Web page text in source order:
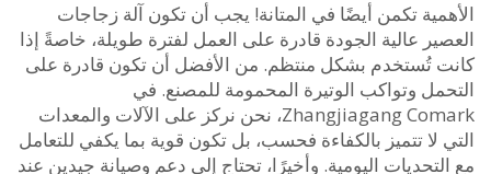
تكمن أيضًا في المتانة! يجب أن تكون آلة زجاجات
عالية الجودة قادرة على العمل لفترة طويلة، خاصةً إذا
تُستخدم بشكل منتظم. من الأفضل أن تكون قادرة على
وتواكب الوتيرة المحمومة للمصنع. في
Zhangjiagang Comark، نحن نركز على الآلات والمعدات
لا تتميز بالكفاءة فحسب، بل تكون قوية بما يكفي للتعامل
اليومية. وأخيرًا، تحتاج إلى دعم وصيانة جيدين عند